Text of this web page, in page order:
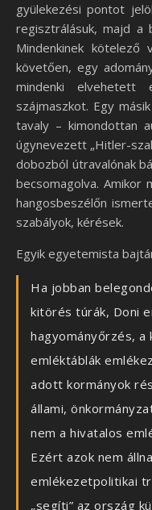
gyülekezési pontot
regisztrálásuk, majd a
Mindenkinek
követően, egy
mindenki elvehetett
szájmaszkot. Egy
tavaly – kimondottan
úgynevezett „Hitler-
dobozból útravalónak
becsomagolva.
hangosbeszélőn
szabályok, kérések.
Egyik egyetemista
Ha jobban
kitörés túrák, Doni
hagyományőrzés,
emléktáblák
adott kormányok
állami,
nem a hivatalos
Ezért azok nem
emlékezetpolitikai
„segíti” az ország